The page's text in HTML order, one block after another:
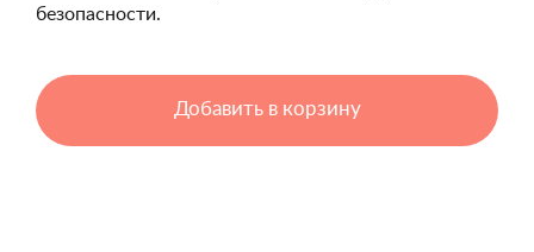
безопасности.
Добавить в корзину